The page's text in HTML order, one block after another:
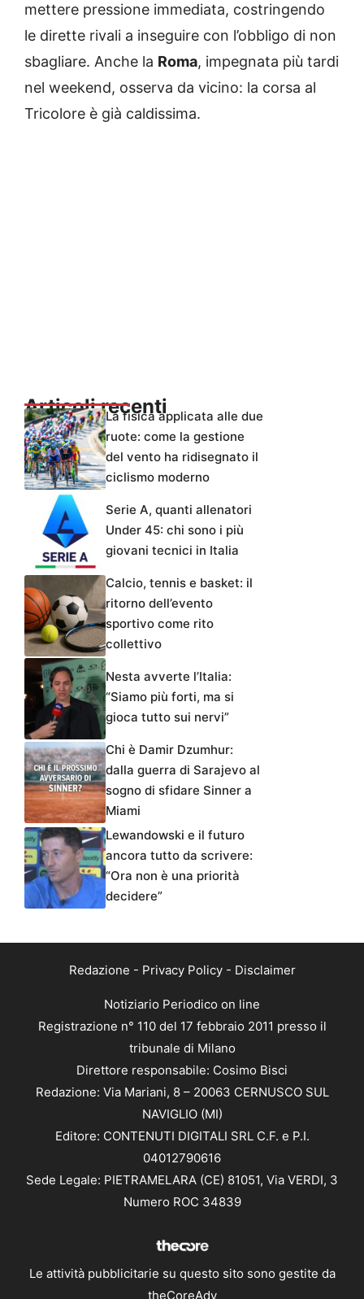
mettere pressione immediata, costringendo
le dirette rivali a inseguire con l’obbligo di non
sbagliare. Anche la Roma, impegnata più tardi
nel weekend, osserva da vicino: la corsa al
Tricolore è già caldissima.
Articoli recentiLa fisica applicata alle due
ruote: come la gestione
del vento ha ridisegnato il
ciclismo moderno
Serie A, quanti allenatori
Under 45: chi sono i più
giovani tecnici in Italia
Calcio, tennis e basket: il
ritorno dell’evento
sportivo come rito
collettivo
Nesta avverte l’Italia:
“Siamo più forti, ma si
gioca tutto sui nervi”
Chi è Damir Dzumhur:
dalla guerra di Sarajevo al
sogno di sfidare Sinner a
Miami
Lewandowski e il futuro
ancora tutto da scrivere:
“Ora non è una priorità
decidere”
Redazione - Privacy Policy- Disclaimer
Notiziario Periodico on line
Registrazione n° 110 del 17 febbraio 2011 presso il
tribunale di Milano
Direttore responsabile: Cosimo Bisci
Redazione: Via Mariani, 8 – 20063 CERNUSCO SUL
NAVIGLIO (MI)
Editore: CONTENUTI DIGITALI SRL C.F. e P.I.
04012790616
Sede Legale: PIETRAMELARA (CE) 81051, Via VERDI, 3
Numero ROC 34839
Le attività pubblicitarie su questo sito sono gestite da
theCoreAdv